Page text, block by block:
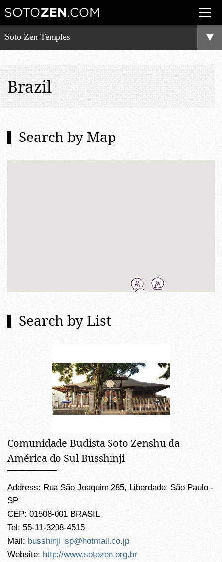
Soto Zen Temples
Brazil
Search by Map
Search by List
Comunidade Budista Soto Zenshu da
América do Sul Busshinji
Address: Rua São Joaquim 285, Liberdade, São Paulo -
SP
CEP: 01508-001 BRASIL
Tel: 55-11-3208-4515
Mail: busshinji_sp@hotmail.co.jp
Website: http://www.sotozen.org.br